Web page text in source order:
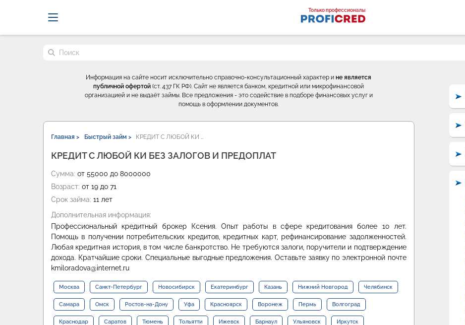
Только профессионалы
Поиск по сайту
Информация на сайте носит исключительно справочно-консультационный характер ине является
публичной офертой (ст. 437 ГК РФ). Сайт не является банком, кредитной или микрофинансовой
организацией и не выдаёт займы. Все предложения - это содействие в подборе финансовых услуг и
помощь в оформлении документов.
Главная > Быстрый займ > КРЕДИТ С ЛЮБОЙ КИ …
КРЕДИТ С ЛЮБОЙ КИ БЕЗ ЗАЛОГОВ И ПРЕДОПЛАТ
Сумма: от 55000 до 8000000
Возраст: от 19 до 71
Срок займа: 11 лет
Дополнительная информация:
Профессиональный кредитный брокер Ксения. Опыт работы в сфере кредитования более 10 лет.
Помощь в получении потребительских кредитов, кредитных карт, рефинансирование задолженностей.
Любая кредитная история, в том числе банкротство. Не требуются залоги, поручители и подтверждение
дохода. Кратчайшие сроки. Специальные выгодные предложения. Оставьте заявку по электронной почте
kmiloradova@internet.ru
Москва Санкт-Петербург Новосибирск Екатеринбург Казань Нижний Новгород Челябинск
Самара Омск Ростов-на-Дону Уфа Красноярск Воронеж Пермь Волгоград
Краснодар Саратов Тюмень Тольятти Ижевск Барнаул Ульяновск Иркутск